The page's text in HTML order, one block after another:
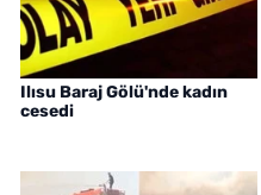
Ilısu Baraj Gölü'nde kadın
cesedi